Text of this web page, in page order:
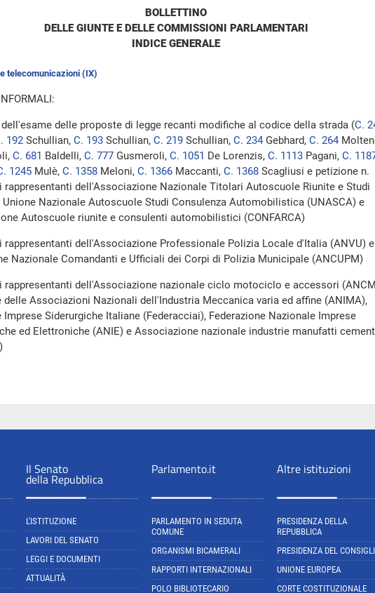
BOLLETTINO
DELLE GIUNTE E DELLE COMMISSIONI PARLAMENTARI
INDICE GENERALE
telecomunicazioni (IX)
delle proposte di legge recanti modifiche al codice della strada (C.
192 Schullian, C. 193 Schullian, C. 219 Schullian, C. 234 Gebhard, C. 264
C. 681 Baldelli, C. 777 Gusmeroli, C. 1051 De Lorenzis, C. 1113 Pagani, C.
1245 Mulè, C. 1358 Meloni, C. 1366 Maccanti, C. 1368 Scagliusi e petizione n.
rappresentanti dell'Associazione Nazionale Titolari Autoscuole Riunite e Studi
Unione Nazionale Autoscuole Studi Consulenza Automobilistica (UNASCA) e
Autoscuole riunite e consulenti automobilistici (CONFARCA)
rappresentanti dell'Associazione Professionale Polizia Locale d'Italia (ANVU) e
Nazionale Comandanti e Ufficiali dei Corpi di Polizia Municipale (ANCUPM)
rappresentanti dell'Associazione nazionale ciclo motociclo e accessori
delle Associazioni Nazionali dell'Industria Meccanica varia ed affine (ANIMA),
Imprese Siderurgiche Italiane (Federacciai), Federazione Nazionale Imprese
ed Elettroniche (ANIE) e Associazione nazionale industrie manufatti
Il Senato
della Repubblica
L'ISTITUZIONE
LAVORI DEL SENATO
LEGGI E DOCUMENTI
ATTUALITÀ
Parlamento.it
PARLAMENTO IN SEDUTA
COMUNE
ORGANISMI BICAMERALI
RAPPORTI INTERNAZIONALI
POLO BIBLIOTECARIO
Altre istituzioni
PRESIDENZA DELLA
REPUBBLICA
PRESIDENZA DEL
UNIONE EUROPEA
CORTE COSTITUZIONALE